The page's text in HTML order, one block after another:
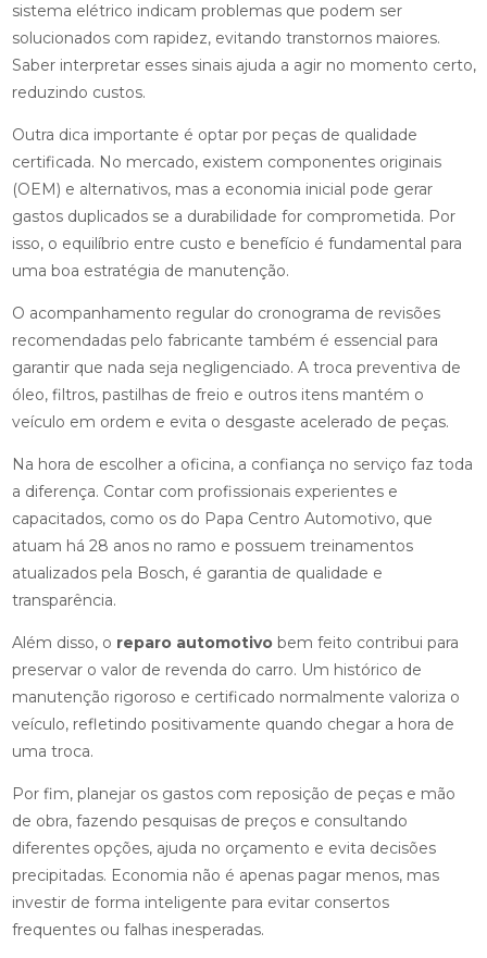
sistema elétrico indicam problemas que podem ser
solucionados com rapidez, evitando transtornos maiores.
Saber interpretar esses sinais ajuda a agir no momento certo,
reduzindo custos.
Outra dica importante é optar por peças de qualidade
certificada. No mercado, existem componentes originais
(OEM) e alternativos, mas a economia inicial pode gerar
gastos duplicados se a durabilidade for comprometida. Por
isso, o equilíbrio entre custo e benefício é fundamental para
uma boa estratégia de manutenção.
O acompanhamento regular do cronograma de revisões
recomendadas pelo fabricante também é essencial para
garantir que nada seja negligenciado. A troca preventiva de
óleo, filtros, pastilhas de freio e outros itens mantém o
veículo em ordem e evita o desgaste acelerado de peças.
Na hora de escolher a oficina, a confiança no serviço faz toda
a diferença. Contar com profissionais experientes e
capacitados, como os do Papa Centro Automotivo, que
atuam há 28 anos no ramo e possuem treinamentos
atualizados pela Bosch, é garantia de qualidade e
transparência.
Além disso, o reparo automotivobem feito contribui para
preservar o valor de revenda do carro. Um histórico de
manutenção rigoroso e certificado normalmente valoriza o
veículo, refletindo positivamente quando chegar a hora de
uma troca.
Por fim, planejar os gastos com reposição de peças e mão
de obra, fazendo pesquisas de preços e consultando
diferentes opções, ajuda no orçamento e evita decisões
precipitadas. Economia não é apenas pagar menos, mas
investir de forma inteligente para evitar consertos
frequentes ou falhas inesperadas.